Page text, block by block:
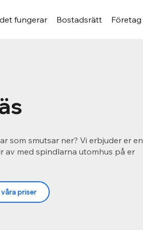
fungerar Bostadsrätt Företag
som smutsar ner? Vi erbjuder er en
av med spindlarna utomhus på er
våra priser